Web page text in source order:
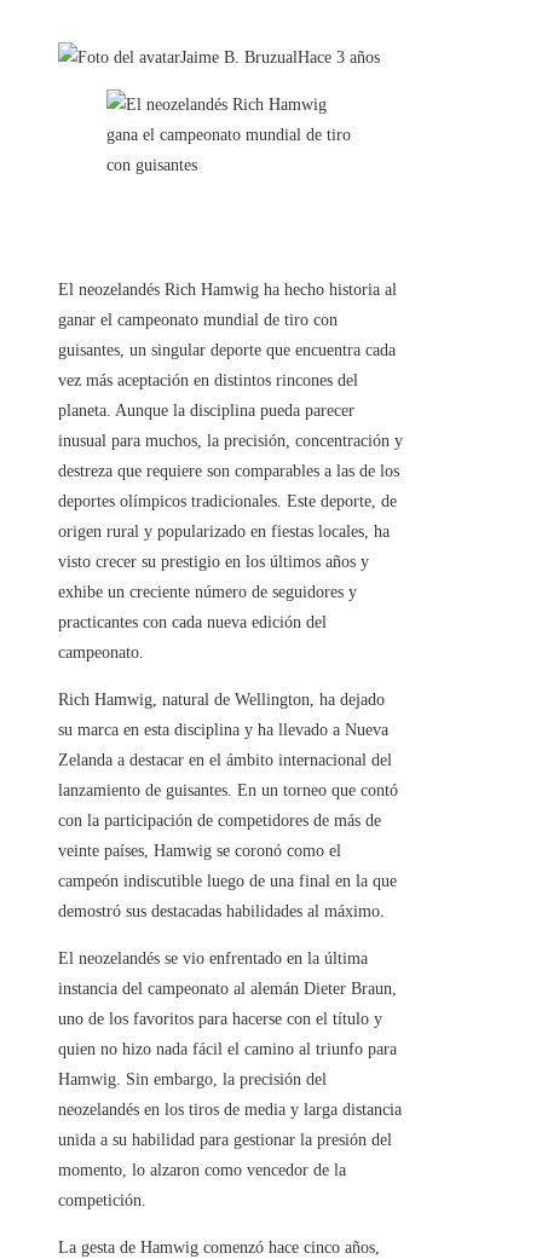
Jaime B. BruzualHace 3 años
El neozelandés Rich Hamwig ha hecho historia al
ganar el campeonato mundial de tiro con
guisantes, un singular deporte que encuentra cada
vez más aceptación en distintos rincones del
planeta. Aunque la disciplina pueda parecer
inusual para muchos, la precisión, concentración y
destreza que requiere son comparables a las de los
deportes olímpicos tradicionales. Este deporte, de
origen rural y popularizado en fiestas locales, ha
visto crecer su prestigio en los últimos años y
exhibe un creciente número de seguidores y
practicantes con cada nueva edición del
campeonato.
Rich Hamwig, natural de Wellington, ha dejado
su marca en esta disciplina y ha llevado a Nueva
Zelanda a destacar en el ámbito internacional del
lanzamiento de guisantes. En un torneo que contó
con la participación de competidores de más de
veinte países, Hamwig se coronó como el
campeón indiscutible luego de una final en la que
demostró sus destacadas habilidades al máximo.
El neozelandés se vio enfrentado en la última
instancia del campeonato al alemán Dieter Braun,
uno de los favoritos para hacerse con el título y
quien no hizo nada fácil el camino al triunfo para
Hamwig. Sin embargo, la precisión del
neozelandés en los tiros de media y larga distancia
unida a su habilidad para gestionar la presión del
momento, lo alzaron como vencedor de la
competición.
La gesta de Hamwig comenzó hace cinco años,